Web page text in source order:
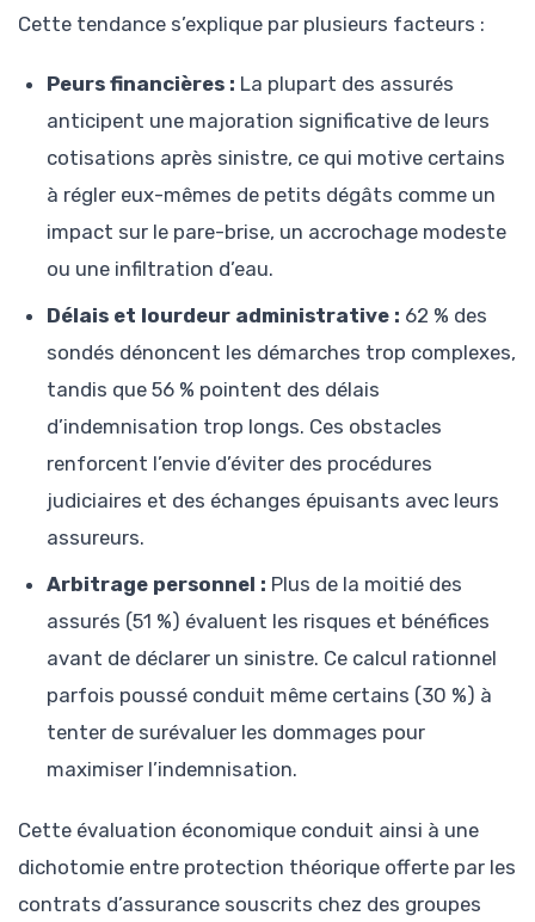
Cette tendance s’explique par plusieurs facteurs :
Peurs financières : La plupart des assurés
anticipent une majoration significative de leurs
cotisations après sinistre, ce qui motive certains
à régler eux-mêmes de petits dégâts comme un
impact sur le pare-brise, un accrochage modeste
ou une infiltration d’eau.
Délais et lourdeur administrative : 62 % des
sondés dénoncent les démarches trop complexes,
tandis que 56 % pointent des délais
d’indemnisation trop longs. Ces obstacles
renforcent l’envie d’éviter des procédures
judiciaires et des échanges épuisants avec leurs
assureurs.
Arbitrage personnel : Plus de la moitié des
assurés (51 %) évaluent les risques et bénéfices
avant de déclarer un sinistre. Ce calcul rationnel
parfois poussé conduit même certains (30 %) à
tenter de surévaluer les dommages pour
maximiser l’indemnisation.
Cette évaluation économique conduit ainsi à une
dichotomie entre protection théorique offerte par les
contrats d’assurance souscrits chez des groupes